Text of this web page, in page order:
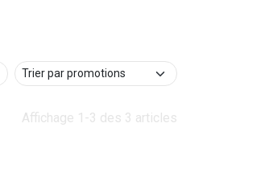
Affichage 1-3 des 3 articles